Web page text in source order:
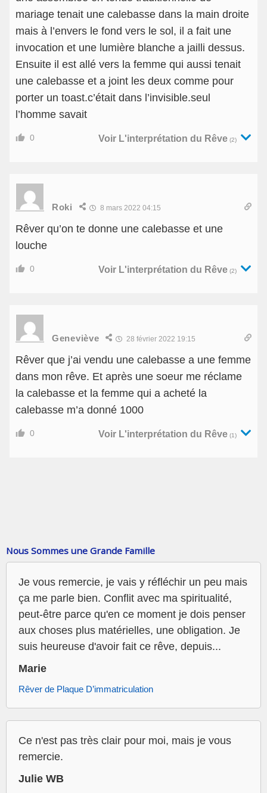
mariage tenait une calebasse dans la main droite
mais à l’envers le fond vers le sol, il a fait une
invocation et une lumière blanche a jailli dessus.
Ensuite il est allé vers la femme qui aussi tenait
une calebasse et a joint les deux comme pour
porter un toast.c’était dans l’invisible.seul
l’homme savait
0 Voir L'interprétation du Rêve (2)
Roki 8 mars 2022 04:15
Rêver qu’on te donne une calebasse et une
louche
0 Voir L'interprétation du Rêve (2)
Geneviève 28 février 2022 19:15
Rêver que j’ai vendu une calebasse a une femme
dans mon rêve. Et après une soeur me réclame
la calebasse et la femme qui a acheté la
calebasse m’a donné 1000
0 Voir L'interprétation du Rêve (1)
Nous Sommes une Grande Famille
Je vous remercie, je vais y réfléchir un peu mais
ça me parle bien. Conflit avec ma spiritualité,
peut-être parce qu'en ce moment je dois penser
aux choses plus matérielles, une obligation. Je
suis heureuse d'avoir fait ce rêve, depuis...
Marie
Rêver de Plaque D’immatriculation
Ce n'est pas très clair pour moi, mais je vous
remercie.
Julie WB